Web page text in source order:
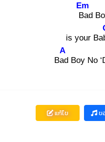
Ba
Em
d
is your
Bad
A
Boy No
แก้ไข ข